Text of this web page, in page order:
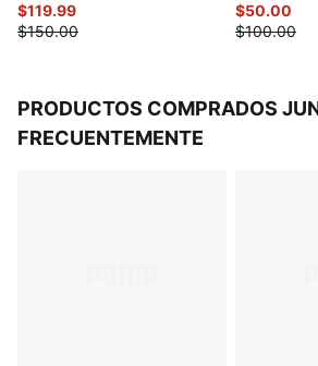
$119.99
$150.00
$50.00
$100.00
PRODUCTOS COMPRADOS
FRECUENTEMENTE